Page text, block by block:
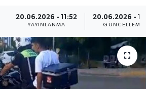
20.06.2026 - 11:52
YAYINLANMA
20.06.2026 -
GÜNCELLEME